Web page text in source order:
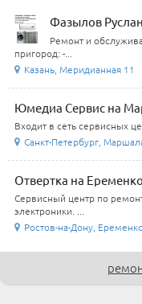
Фазылов Руслан
Ремонт и
пригород: -...
Казань, Меридианная 11
Юмедиа Сервис на
Входит в сеть сервисных
Санкт-Петербург,
Отвертка на Еременко
Сервисный центр по
электроники. ...
Ростов-на-Дону,